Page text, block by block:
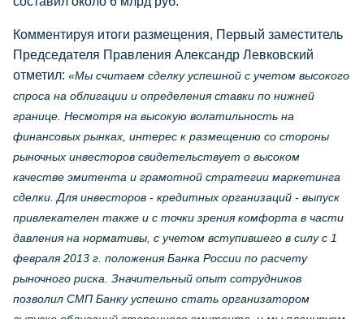
Комментируя итоги размещения, Первый заместитель
Председателя Правления Александр Левковский
отметил: «Мы считаем сделку успешной с учетом высокого
спроса на облигации и определения ставки по нижней
границе. Несмотря на высокую волатильность на
финансовых рынках, интерес к размещению со стороны
рыночных инвесторов свидетельствует о высоком
качестве эмитента и грамотной стратегии маркетинга
сделки. Для инвесторов - кредитных организаций - выпуск
привлекателен также и с точки зрения комфорта в части
давления на нормативы, с учетом вступившего в силу с 1
февраля 2013 г. положения Банка России по расчету
рыночного риска. Значительный опыт сотрудников
позволил СМП Банку успешно стать организатором